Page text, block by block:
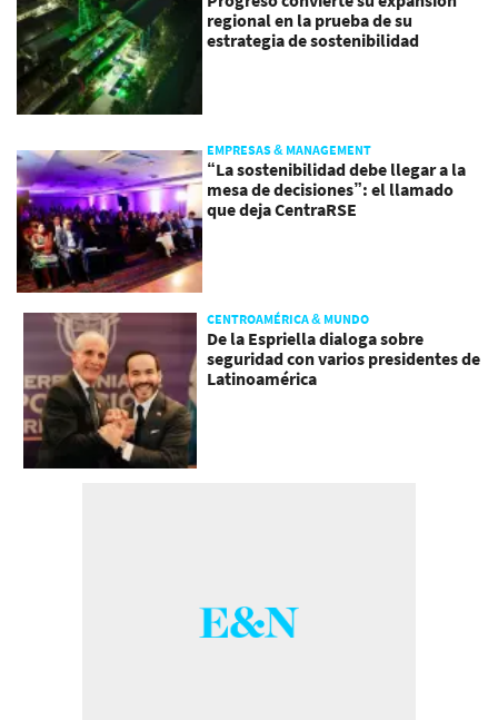
regional en la prueba de su
estrategia de sostenibilidad
EMPRESAS & MANAGEMENT
“La sostenibilidad debe llegar a la
mesa de decisiones”: el llamado
que deja CentraRSE
CENTROAMÉRICA & MUNDO
De la Espriella dialoga sobre
seguridad con varios presidentes de
Latinoamérica